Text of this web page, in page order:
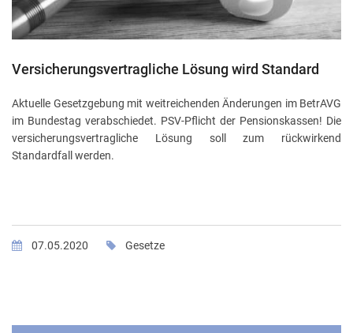
Versicherungsvertragliche Lösung wird Standard
Aktuelle Gesetzgebung mit weitreichenden Änderungen im BetrAVG
im Bundestag verabschiedet. PSV-Pflicht der Pensionskassen! Die
versicherungsvertragliche Lösung soll zum rückwirkend
Standardfall werden.
07.05.2020 Gesetze